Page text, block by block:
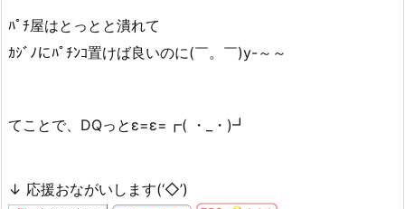
ﾊﾟﾁ屋はとっとと潰れて
ｶｼﾞﾉにﾊﾟﾁﾝｺ置けば良いのに(￣。￣)y-～～
てことで、DQっとε=ε=┏( ・_・)┛
↓ 応援おながいします(‘◇’)ゞ